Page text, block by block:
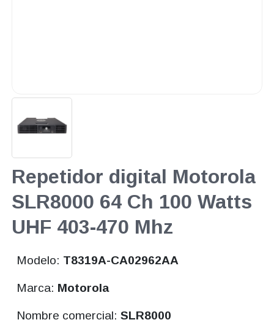
Repetidor digital Motorola
SLR8000 64 Ch 100 Watts
UHF 403-470 Mhz
Modelo: T8319A-CA02962AA
Marca: Motorola
Nombre comercial:SLR8000